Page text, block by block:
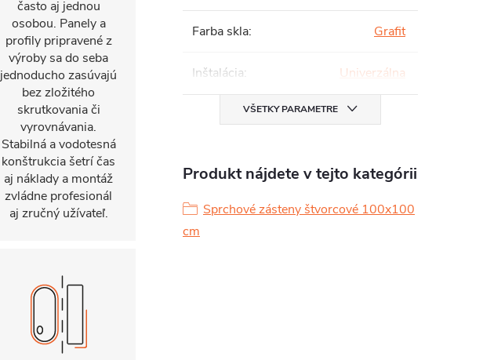
často aj jednou
osobou. Panely a
profily pripravené z
výroby sa do seba
jednoducho zasúvajú
bez zložitého
skrutkovania či
vyrovnávania.
Stabilná a vodotesná
konštrukcia šetrí čas
aj náklady a montáž
zvládne profesionál
aj zručný užívateľ.
Farba skla: Grafit
Inštalácia: Univerzálna
VŠETKY PARAMETRE
Produkt nájdete v tejto kategórii
Sprchové zásteny štvorcové 100x100
cm